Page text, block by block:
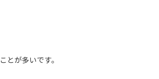
ことが多いです。